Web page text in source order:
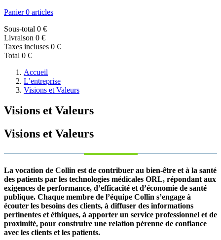
Panier 0 articles
Sous-total 0 €
Livraison 0 €
Taxes incluses 0 €
Total 0 €
Accueil
L’entreprise
Visions et Valeurs
Visions et Valeurs
Visions et Valeurs
La vocation de Collin est de contribuer au bien-être et à la santé
des patients par les technologies médicales ORL, répondant aux
exigences de performance, d’efficacité et d’économie de santé
publique. Chaque membre de l’équipe Collin s’engage à
écouter les besoins des clients, à diffuser des informations
pertinentes et éthiques, à apporter un service professionnel et de
proximité, pour construire une relation pérenne de confiance
avec les clients et les patients.